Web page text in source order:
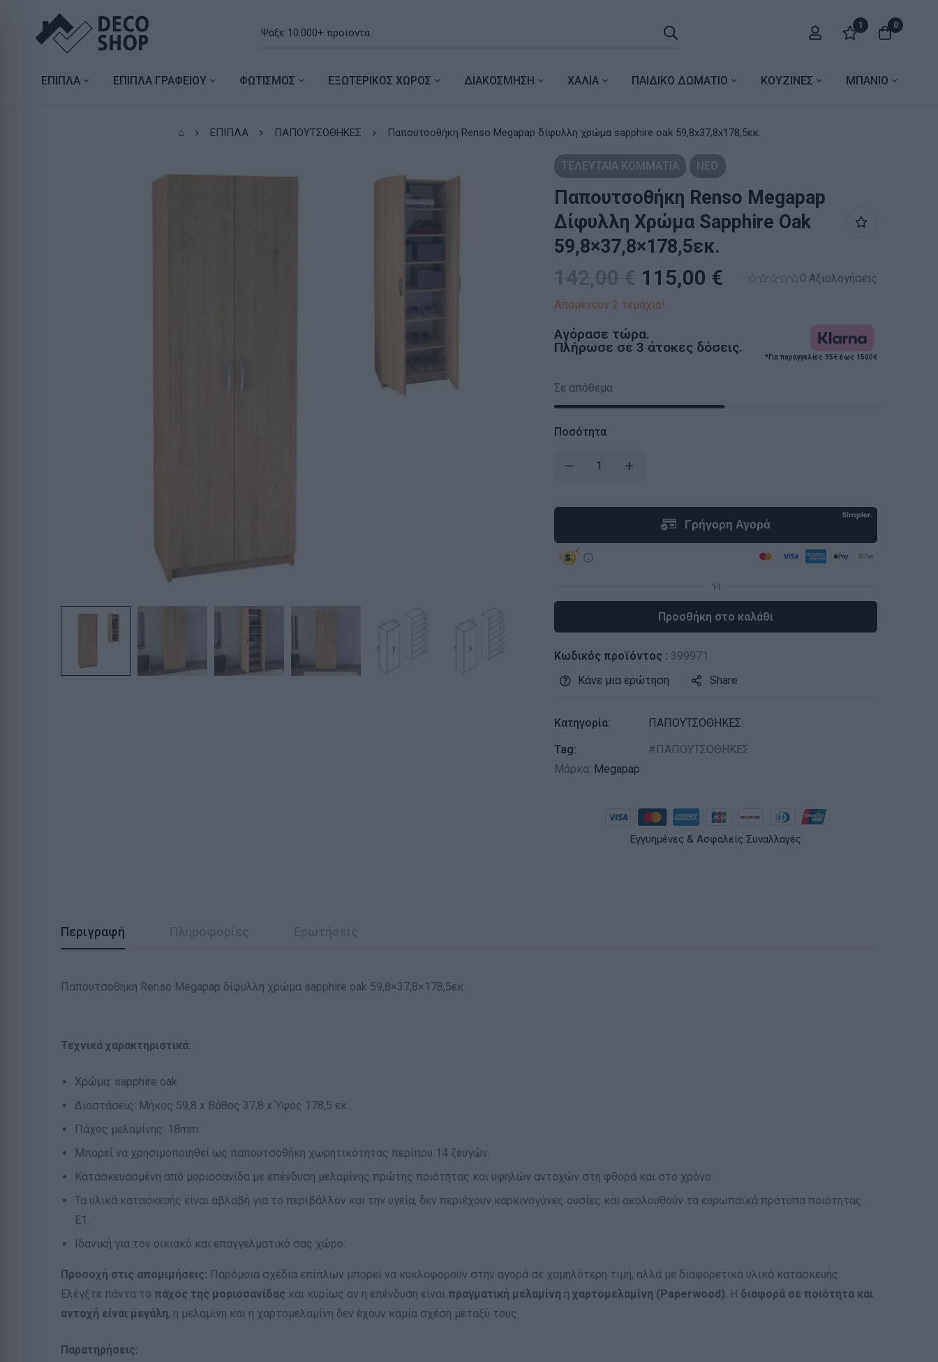
1 0
ΕΠΙΠΛΑ ΕΠΙΠΛΑ ΓΡΑΦΕΙΟΥ ΦΩΤΙΣΜΟΣ ΕΞΩΤΕΡΙΚΟΣ ΧΩΡΟΣ ΔΙΑΚΟΣΜΗΣΗ ΧΑΛΙΑ ΠΑΙΔΙΚΟ ΔΩΜΑΤΙΟ ΚΟΥΖΙΝΕΣ ΜΠΑΝΙΟ
⌂ ΕΠΙΠΛΑ ΠΑΠΟΥΤΣΟΘΗΚΕΣ Παπουτσοθήκη Renso Megapap δίφυλλη χρώμα sapphire oak 59,8x37,8x178,5εκ.
ΤΕΛΕΥΤΑΙΑ ΚΟΜΜΑΤΙΑ ΝΕΟ
Παπουτσοθήκη Renso Megapap
Δίφυλλη Χρώμα Sapphire Oak
59,8×37,8×178,5εκ.
115,00 €
0 Αξιολογήσεις
Απομένουν 2 τεμάχια!
Αγόρασε τώρα.
Πλήρωσε σε 3 άτοκες δόσεις.
*Για παραγγελίες 35€ έως 1500€
Σε απόθεμα
Ποσότητα
Προσθήκη στο καλάθι
Κωδικός προϊόντος : 399971
Κάνε μια ερώτηση
Share
Κατηγορία:
ΠΑΠΟΥΤΣΟΘΗΚΕΣ
Tag:
ΠΑΠΟΥΤΣΟΘΗΚΕΣ
Μάρκα: Megapap
Εγγυημένες & Ασφαλείς Συναλλαγές
Περιγραφή
Παπουτσοθήκη Renso Megapap δίφυλλη χρώμα sapphire oak 59,8×37,8×178,5εκ.
Τεχνικά χαρακτηριστικά:
Χρώμα: sapphire oak
Διαστάσεις: Μήκος 59,8 x Βάθος 37,8 x Ύψος 178,5 εκ.
Πάχος μελαμίνης: 18mm.
Μπορεί να χρησιμοποιηθεί ως παπουτσοθήκη χωρητικότητας περίπου 14 ζευγών.
Κατασκευασμένη από μοριοσανίδα με επένδυση μελαμίνης πρώτης ποιότητας και υψηλών αντοχών στη φθορά και στο χρόνο.
Τα υλικά κατασκευής είναι αβλαβή για το περιβάλλον και την υγεία, δεν περιέχουν καρκινογόνες ουσίες και ακολουθούν τα ευρωπαϊκά πρότυπα ποιότητας
Ε1.
Ιδανική για τον οικιακό και επαγγελματικό σας χώρο.
Προσοχή στις απομιμήσεις: Παρόμοια σχέδια επίπλων μπορεί να κυκλοφορούν στην αγορά σε χαμηλότερη τιμή, αλλά με διαφορετικά υλικά κατασκευής.
Ελέγξτε πάντα το πάχος της μοριοσανίδας και κυρίως αν η επένδυση είναι πραγματική μελαμίνη ή χαρτομελαμίνη (Paperwood). Η διαφορά σε ποιότητα και
αντοχή είναι μεγάλη, η μελαμίνη και η χαρτομελαμίνη δεν έχουν καμία σχέση μεταξύ τους.
Παρατηρήσεις: